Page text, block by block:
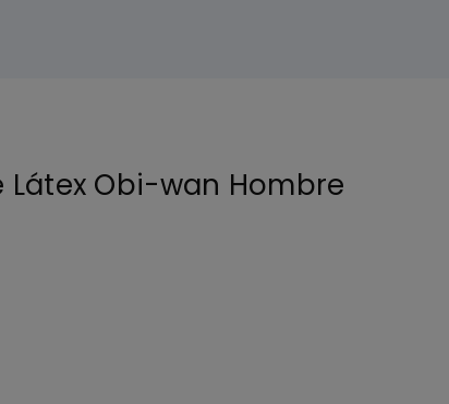
Látex Obi-wan Hombre